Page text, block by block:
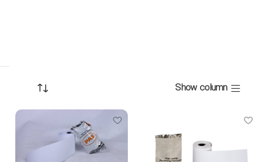
Show column